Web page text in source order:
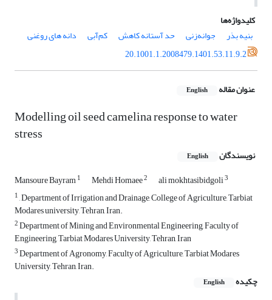
کلیدواژه‌ها
بنیه بذر
جوانه‌زنی حد آستانه کاهش کم‌آبی
دانه های روغنی
20.1001.1.2008479.1401.53.11.9.2
عنوان مقاله English
Modelling oil seed camelina response to water
stress
نویسندگان English
Mansoure Bayram1 Mehdi Homaee2 ali mokhtasibidgoli3
1, Department of Irrigation and Drainage, College of Agriculture, Tarbiat
Modares university, Tehran, Iran.
2Department of Mining and Environmental Engineering, Faculty of
Engineering, Tarbiat Modares University, Tehran, Iran
3Department of Agronomy, Faculty of Agriculture, Tarbiat Modares
University, Tehran, Iran.
چکیده
English